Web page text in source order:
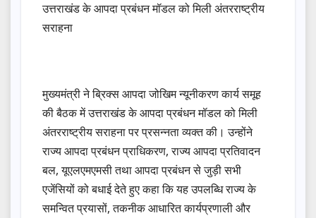
उत्तराखंड के आपदा प्रबंधन मॉडल को मिली अंतरराष्ट्रीय
सराहना
मुख्यमंत्री ने ब्रिक्स आपदा जोखिम न्यूनीकरण कार्य समूह
की बैठक में उत्तराखंड के आपदा प्रबंधन मॉडल को मिली
अंतरराष्ट्रीय सराहना पर प्रसन्नता व्यक्त की। उन्होंने
राज्य आपदा प्रबंधन प्राधिकरण, राज्य आपदा प्रतिवादन
बल, यूएलएमएमसी तथा आपदा प्रबंधन से जुड़ी सभी
एजेंसियों को बधाई देते हुए कहा कि यह उपलब्धि राज्य के
समन्वित प्रयासों, तकनीक आधारित कार्यप्रणाली और